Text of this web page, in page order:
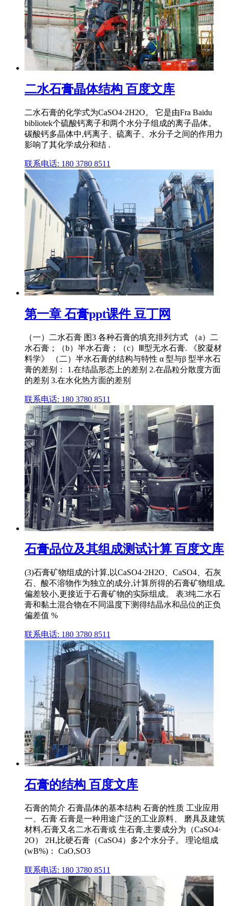
二水石膏晶体结构 百度文库
二水石膏的化学式为CaSO4·2H2O。 它是由Fra Baidu
bibliotek个硫酸钙离子和两个水分子组成的离子晶体。
碳酸钙多晶体中,钙离子、硫离子、水分子之间的作用力
影响了其化学成分和结 .
联系电话: 180 3780 8511
第一章 石膏ppt课件 豆丁网
（一）二水石膏 图3 各种石膏的填充排列方式 （a）二
水石膏；（b）半水石膏；（c）Ⅲ型无水石膏. 《胶凝材
料学》 （二）半水石膏的结构与特性 α 型与β 型半水石
膏的差别： 1.在结晶形态上的差别 2.在晶粒分散度方面
的差别 3.在水化热方面的差别
联系电话: 180 3780 8511
石膏品位及其组成测试计算 百度文库
(3)石膏矿物组成的计算,以CaSO4·2H2O、CaSO4、石灰
石、酸不溶物作为独立的成分,计算所得的石膏矿物组成,
偏差较小,更接近于石膏矿物的实际组成。 表3纯二水石
膏和黏土混合物在不同温度下测得结晶水和品位的正负
偏差值 %
联系电话: 180 3780 8511
石膏的结构 百度文库
石膏的简介 石膏晶体的基本结构 石膏的性质 工业应用
一、石膏 石膏是一种用途广泛的工业原料、 磨具及建筑
材料,石膏又名二水石膏或 生石膏,主要成分为（CaSO4·
2O） 2H,比硬石膏（CaSO4）多2个水分子。 理论组成
(wB%)： CaO,SO3
联系电话: 180 3780 8511